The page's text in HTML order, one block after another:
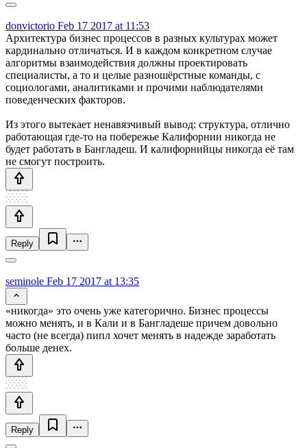
donvictorio Feb 17 2017 at 11:53
Архитектура бизнес процессов в разных культурах может
кардинально отличаться. И в каждом конкретном случае
алгоритмы взаимодействия должны проектировать
специалисты, а то и целые разношёрстные команды, с
социологами, аналитиками и прочими наблюдателями
поведенческих факторов.
Из этого вытекает ненавязчивый вывод: структура, отлично
работающая где-то на побережье Калифорнии никогда не
будет работать в Бангладеш. И калифорнийцы никогда её там
не смогут построить.
Reply
seminole Feb 17 2017 at 13:35
«никогда» это очень уже категорично. Бизнес процессы
можно менять, и в Кали и в Бангладеше причем довольно
часто (не всегда) пипл хочет менять в надежде заработать
больше денех.
Reply